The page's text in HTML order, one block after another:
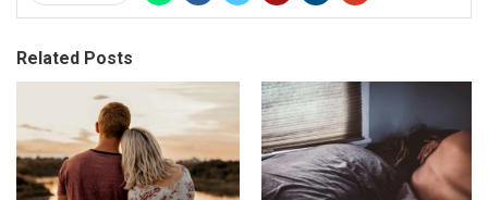
Related Posts